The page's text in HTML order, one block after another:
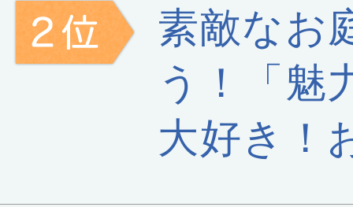
素敵なお
う！「魅
大好き！